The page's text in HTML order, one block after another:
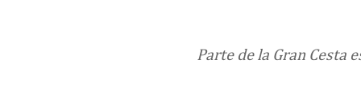
Parte de la Gran Cesta